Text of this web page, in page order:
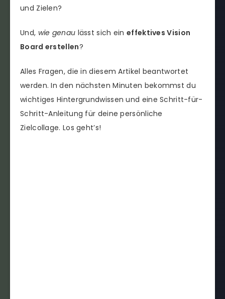
und Zielen?
Und, wie genau lässt sich eineffektives Vision
Board erstellen?
Alles Fragen, die in diesem Artikel beantwortet
werden. In den nächsten Minuten bekommst du
wichtiges Hintergrundwissen und eine Schritt-für-
Schritt-Anleitung für deine persönliche
Zielcollage. Los geht’s!